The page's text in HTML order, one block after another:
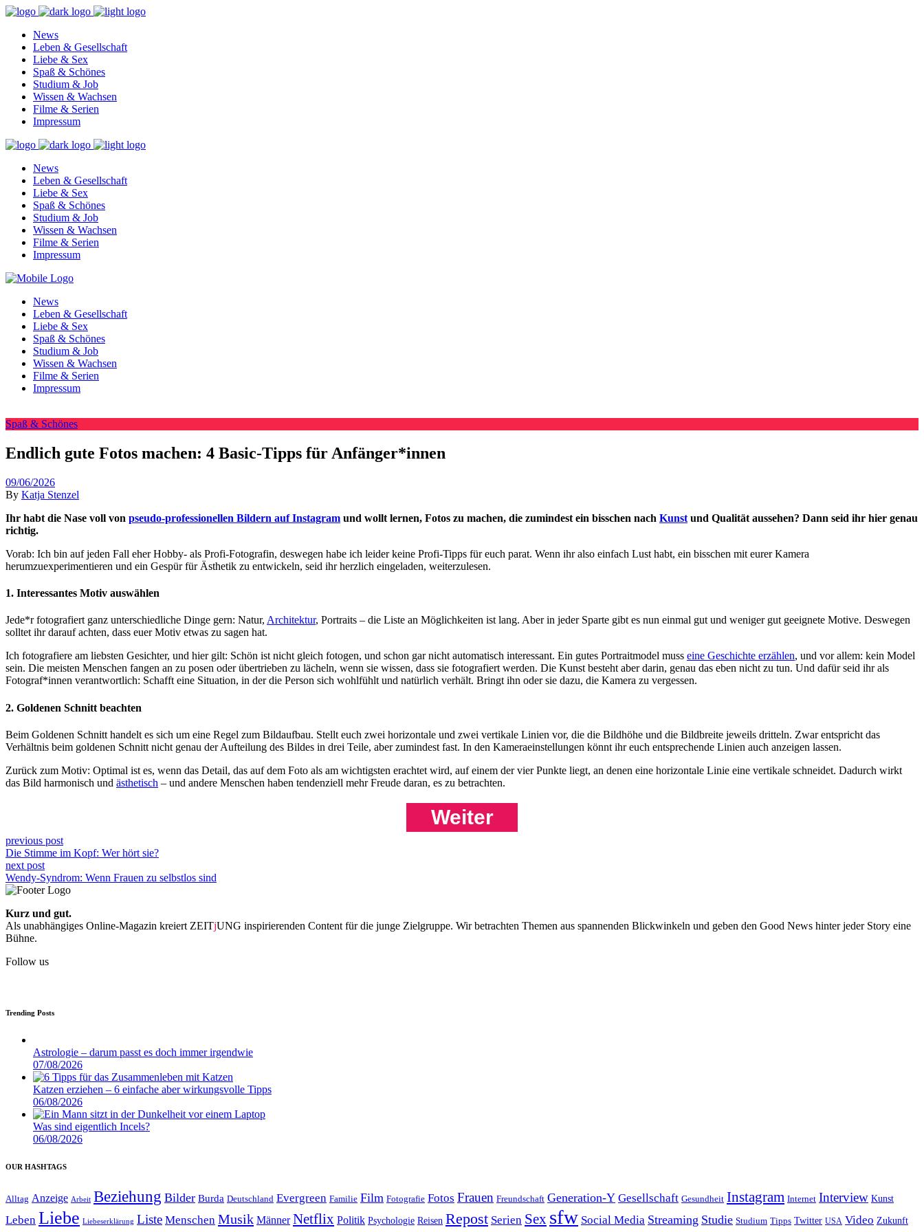
News
Leben & Gesellschaft
Liebe & Sex
Spaß & Schönes
Studium & Job
Wissen & Wachsen
Filme & Serien
Impressum
News
Leben & Gesellschaft
Liebe & Sex
Spaß & Schönes
Studium & Job
Wissen & Wachsen
Filme & Serien
Impressum
News
Leben & Gesellschaft
Liebe & Sex
Spaß & Schönes
Studium & Job
Wissen & Wachsen
Filme & Serien
Impressum
Spaß & Schönes
Endlich gute Fotos machen: 4 Basic-Tipps für Anfänger*innen
09/06/2026
By Katja Stenzel
Ihr habt die Nase voll von pseudo-professionellen Bildern auf Instagram und wollt lernen, Fotos zu machen, die zumindest ein bisschen nach Kunst und Qualität aussehen? Dann seid ihr hier genau
richtig.
Vorab: Ich bin auf jeden Fall eher Hobby- als Profi-Fotografin, deswegen habe ich leider keine Profi-Tipps für euch parat. Wenn ihr also einfach Lust habt, ein bisschen mit eurer Kamera
herumzuexperimentieren und ein Gespür für Ästhetik zu entwickeln, seid ihr herzlich eingeladen, weiterzulesen.
1. Interessantes Motiv auswählen
Jede*r fotografiert ganz unterschiedliche Dinge gern: Natur, Architektur, Portraits – die Liste an Möglichkeiten ist lang. Aber in jeder Sparte gibt es nun einmal gut und weniger gut geeignete Motive. Deswegen
solltet ihr darauf achten, dass euer Motiv etwas zu sagen hat.
Ich fotografiere am liebsten Gesichter, und hier gilt: Schön ist nicht gleich fotogen, und schon gar nicht automatisch interessant. Ein gutes Portraitmodel muss eine Geschichte erzählen, und vor allem: kein Model
sein. Die meisten Menschen fangen an zu posen oder übertrieben zu lächeln, wenn sie wissen, dass sie fotografiert werden. Die Kunst besteht aber darin, genau das eben nicht zu tun. Und dafür seid ihr als
Fotograf*innen verantwortlich: Schafft eine Situation, in der die Person sich wohlfühlt und natürlich verhält. Bringt ihn oder sie dazu, die Kamera zu vergessen.
2. Goldenen Schnitt beachten
Beim Goldenen Schnitt handelt es sich um eine Regel zum Bildaufbau. Stellt euch zwei horizontale und zwei vertikale Linien vor, die die Bildhöhe und die Bildbreite jeweils dritteln. Zwar entspricht das
Verhältnis beim goldenen Schnitt nicht genau der Aufteilung des Bildes in drei Teile, aber zumindest fast. In den Kameraeinstellungen könnt ihr euch entsprechende Linien auch anzeigen lassen.
Zurück zum Motiv: Optimal ist es, wenn das Detail, das auf dem Foto als am wichtigsten erachtet wird, auf einem der vier Punkte liegt, an denen eine horizontale Linie eine vertikale schneidet. Dadurch wirkt
das Bild harmonisch und ästhetisch – und andere Menschen haben tendenziell mehr Freude daran, es zu betrachten.
Weiter
previous post
Die Stimme im Kopf: Wer hört sie?
next post
Wendy-Syndrom: Wenn Frauen zu selbstlos sind
Kurz und gut.
Als unabhängiges Online-Magazin kreiert ZEITjUNG inspirierenden Content für die junge Zielgruppe. Wir betrachten Themen aus spannenden Blickwinkeln und geben den Good News hinter jeder Story eine
Bühne.
Follow us
Trending Posts
Astrologie – darum passt es doch immer irgendwie
07/08/2026
Katzen erziehen – 6 einfache aber wirkungsvolle Tipps
06/08/2026
Was sind eigentlich Incels?
06/08/2026
OUR HASHTAGS
Alltag Anzeige Arbeit Beziehung Bilder Burda Deutschland Evergreen Familie Film Fotografie Fotos Frauen Freundschaft Generation-Y Gesellschaft Gesundheit Instagram Internet Interview Kunst
Leben Liebe Liebeserklärung Liste Menschen Musik Männer Netflix Politik Psychologie Reisen Repost Serien Sex sfw Social Media Streaming Studie Studium Tipps Twitter USA Video Zukunft